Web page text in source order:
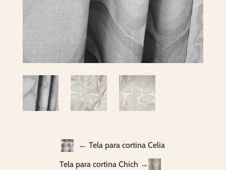
← Tela para cortina Celia
Tela para cortina Chich →